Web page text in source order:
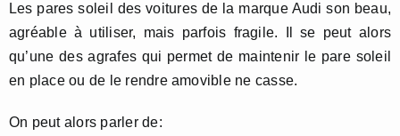
Les pares soleil des voitures de la marque Audi son beau,
agréable à utiliser, mais parfois fragile. Il se peut alors
qu’une des agrafes qui permet de maintenir le pare soleil
en place ou de le rendre amovible ne casse.
On peut alors parler de: